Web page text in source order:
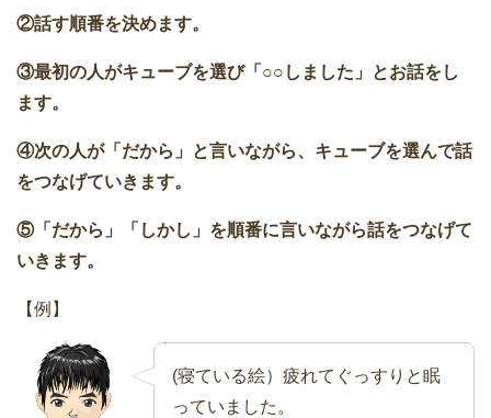
②話す順番を決めます。
③最初の人がキューブを選び「○○しました」とお話をし
ます。
④次の人が「だから」と言いながら、キューブを選んで話
をつなげていきます。
⑤「だから」「しかし」を順番に言いながら話をつなげて
いきます。
【例】
(寝ている絵）疲れてぐっすりと眠
っていました。